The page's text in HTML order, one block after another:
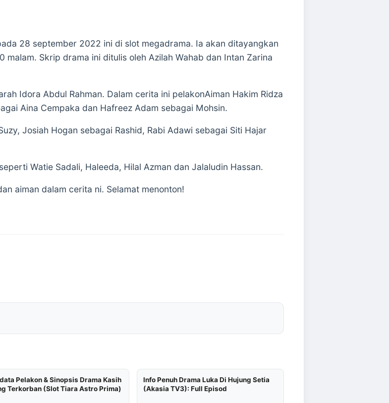
28 september 2022 ini di slot megadrama. Ia akan ditayangkan
malam. Skrip drama ini ditulis oleh Azilah Wahab dan Intan Zarina
Idora Abdul Rahman. Dalam cerita ini pelakonAiman Hakim Ridza
Aina Cempaka dan Hafreez Adam sebagai Mohsin.
Josiah Hogan sebagai Rashid, Rabi Adawi sebagai Siti Hajar
Watie Sadali, Haleeda, Hilal Azman dan Jalaludin Hassan.
aiman dalam cerita ni. Selamat menonton!
Pelakon & Sinopsis Drama Kasih
Terkorban (Slot Tiara Astro Prima)
Info Penuh Drama Luka Di Hujung Setia
(Akasia TV3): Full Episod